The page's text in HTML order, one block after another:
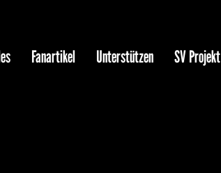
Fanartikel Unterstützen SV Projekt